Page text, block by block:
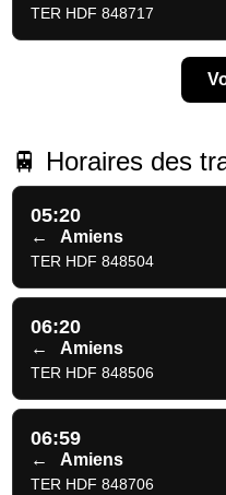
TER HDF 848717
🚆 Horaires des
05:20
← Amiens
TER HDF 848504
06:20
← Amiens
TER HDF 848506
06:59
← Amiens
TER HDF 848706